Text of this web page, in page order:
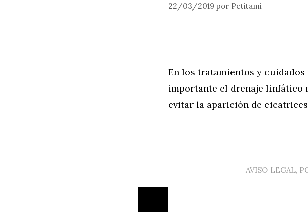
22/03/2019 por Petitami
En los tratamientos y
importante el drenaje linfático
evitar la aparición de
AVISO LEGAL,
Cerrar